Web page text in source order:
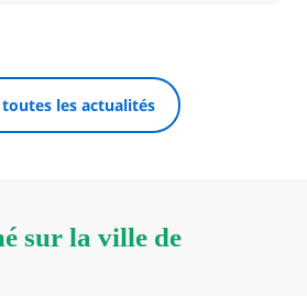
les actualités
sur la ville de